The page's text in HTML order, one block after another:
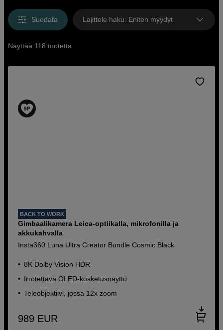
suuren valikoiman Insta360 kameroita ja tarvikkeita.
Suodata Lajittele haku: Eniten myydyt
Näyttää 118 tuotetta
BACK TO WORK
Gimbaalikamera Leica-optiikalla, mikrofonilla ja
akkukahvalla
Insta360 Luna Ultra Creator Bundle Cosmic Black
8K Dolby Vision HDR
Irrotettava OLED-kosketusnäyttö
Teleobjektiivi, jossa 12x zoom
989 EUR